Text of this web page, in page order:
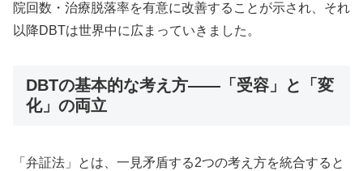
院回数・治療脱落率を有意に改善することが示され、それ
以降DBTは世界中に広まっていきました。
DBTの基本的な考え方——「受容」と「変
化」の両立
「弁証法」とは、一見矛盾する2つの考え方を統合すると